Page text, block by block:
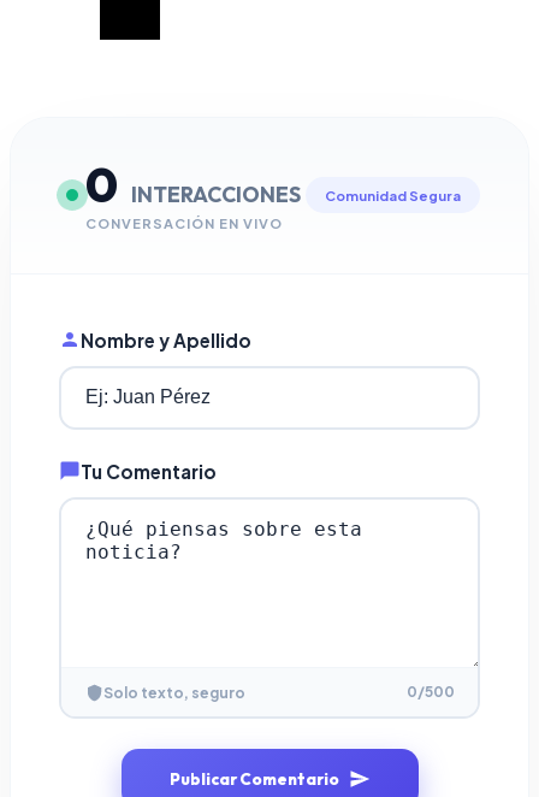
0 INTERACCIONES
CONVERSACIÓN EN VIVO
Comunidad Segura
Nombre y Apellido
Tu Comentario
Solo texto, seguro 0/500
Publicar Comentario